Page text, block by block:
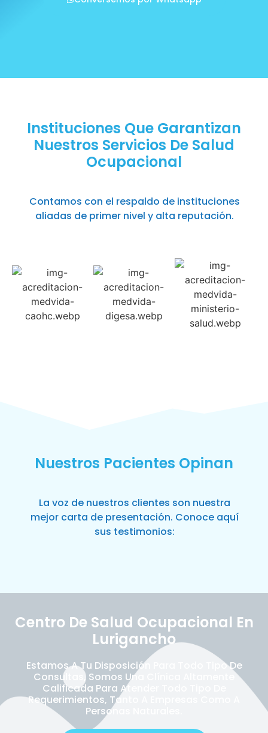
Instituciones Que Garantizan
Nuestros Servicios De Salud
Ocupacional
Contamos con el respaldo de instituciones
aliadas de primer nivel y alta reputación.
Nuestros Pacientes Opinan
La voz de nuestros clientes son nuestra
mejor carta de presentación. Conoce aquí
sus testimonios:
Centro De Salud Ocupacional En
Lurigancho
Estamos A Tu Disposición Para Todo Tipo De
Consultas, Somos Una Clínica Altamente
Calificada Para Atender Todo Tipo De
Requerimientos, Tanto A Empresas Como A
Personas Naturales.